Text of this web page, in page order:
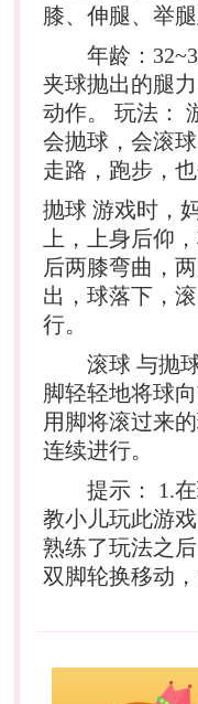
膝、伸腿、举
年龄：32~33
夹球抛出的腿
动作。 玩法：
会抛球，会滚
走路，跑步，
抛球 游戏时，
上，上身后仰
后两膝弯曲，
出，球落下，
行。
滚球 与抛球
脚轻轻地将球
用脚将滚过来
连续进行。
提示： 1.在
教小儿玩此游
熟练了玩法之
双脚轮换移动